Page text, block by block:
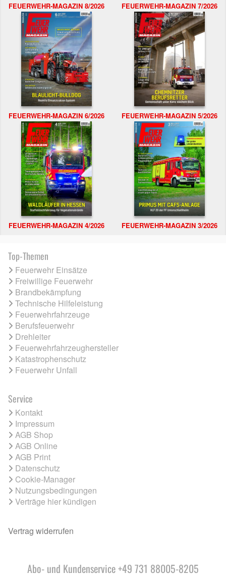
FEUERWEHR-MAGAZIN 8/2026 FEUERWEHR-MAGAZIN 7/2026
FEUERWEHR-MAGAZIN 6/2026 FEUERWEHR-MAGAZIN 5/2026
FEUERWEHR-MAGAZIN 4/2026 FEUERWEHR-MAGAZIN 3/2026
Top-Themen
Feuerwehr Einsätze
Freiwillige Feuerwehr
Brandbekämpfung
Technische Hilfeleistung
Feuerwehrfahrzeuge
Berufsfeuerwehr
Drehleiter
Feuerwehrfahrzeughersteller
Katastrophenschutz
Feuerwehr Unfall
Service
Kontakt
Impressum
AGB Shop
AGB Online
AGB Print
Datenschutz
Cookie-Manager
Nutzungsbedingungen
Verträge hier kündigen
Vertrag widerrufen
Abo- und Kundenservice +49 731 88005-8205